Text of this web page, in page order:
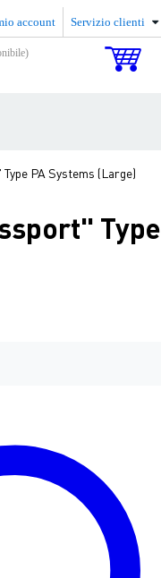
account Servizio clienti
PA Systems (Large)
Type